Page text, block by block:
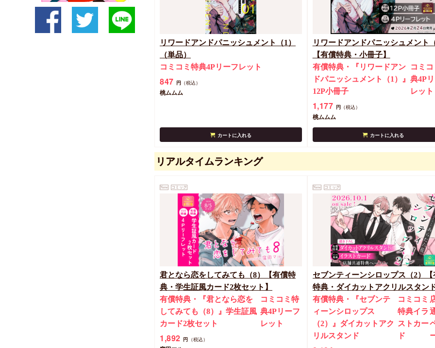
リワードアンドパニッシュメント（1）
（単品）
コミコミ特典4Pリーフレット
847 円 （税込）
桃ムムム
カートに入れる
リワードアンドパニッシュメント（
【有償特典・小冊子】
有償特典・『リワードアン
ドパニッシュメント（1）』
12P小冊子
コミ
典4P
レット
1,177 円 （税込）
桃ムムム
カートに入れる
リアルタイムランキング
New コミック
君となら恋をしてみても（8）【有償特
典・学生証風カード2枚セット】
有償特典・『君となら恋を
してみても（8）』学生証風
カード2枚セット
コミコミ特
典4Pリーフ
レット
1,892 円 （税込）
New コミック
セブンティーンシロップス（2）【
特典・ダイカットアクリルスタンド
有償特典・『セブンテ
ィーンシロップス
（2）』ダイカットアク
リルスタンド
コミコミ
特典イラ
ストカー
ド